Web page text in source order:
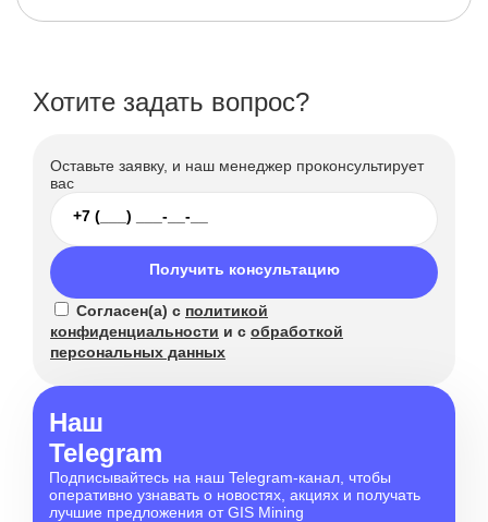
Хотите задать вопрос?
Оставьте заявку, и наш менеджер проконсультирует
вас
Получить консультацию
Согласен(а) с политикой
конфиденциальности и с обработкой
персональных данных
Наш
Telegram
Подписывайтесь на наш Telegram-канал, чтобы
оперативно узнавать о новостях, акциях и получать
лучшие предложения от GIS Mining